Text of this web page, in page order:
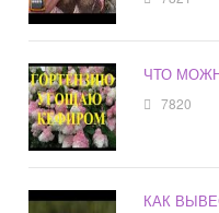
ЧТО
7820
КАК